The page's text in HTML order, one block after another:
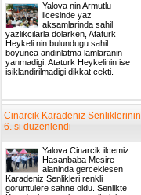
Yalova nin Armutlu
ilcesinde yaz
aksamlarinda sahil
yazlikcilarla dolarken, Ataturk
Heykeli nin bulundugu sahil
boyunca andinlatma lamlaranin
yanmadigi, Ataturk Heykelinin ise
isiklandirilmadigi dikkat cekti.
Cinarcik Karadeniz Senliklerinin
6. si duzenlendi
Yalova Cinarcik ilcemiz
Hasanbaba Mesire
alaninda gerceklesen
Karadeniz Senlikleri renkli
goruntulere sahne oldu. Senlikte